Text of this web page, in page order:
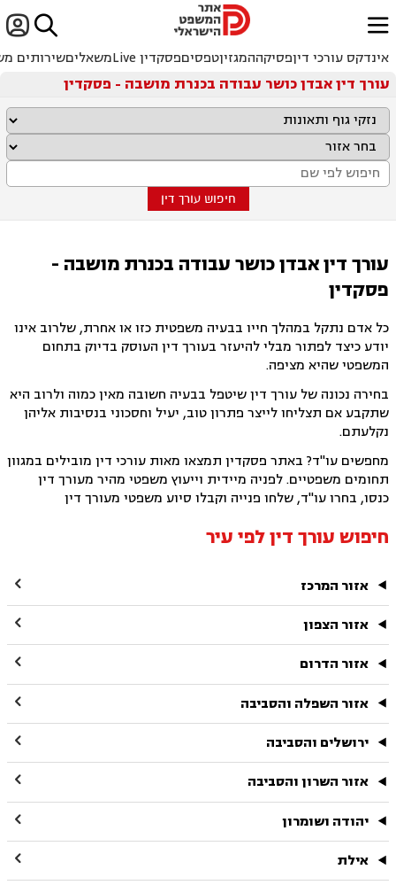

ﱐ
אינדקס עורכי דיןפסיקההמגזיןטפסיםפסקדין Live משאליםשירותים
עורך דין אבדן כושר עבודה בכנרת מושבה - פסקדין
חיפוש עורך דין
עורך דין אבדן כושר עבודה בכנרת מושבה -
פסקדין
כל אדם נתקל במהלך חייו בבעיה משפטית כזו או אחרת, שלרוב אינו
יודע כיצד לפתור מבלי להיעזר בעורך דין העוסק בדיוק בתחום
המשפטי שהיא מציפה.
בחירה נכונה של עורך דין שיטפל בבעיה חשובה מאין כמוה ולרוב היא
שתקבע אם תצליחו לייצר פתרון טוב, יעיל וחסכוני בנסיבות אליהן
נקלעתם.
מחפשים עו"ד? באתר פסקדין תמצאו מאות עורכי דין מובילים במגוון
תחומים משפטיים. לפניה מיידית וייעוץ משפטי מהיר מעורך דין
כנסו, בחרו עו"ד, שלחו פנייה וקבלו סיוע משפטי מעורך דין
חיפוש עורך דין לפי עיר
אזור המרכז 
אזור הצפון 
אזור הדרום 
אזור השפלה והסביבה 
ירושלים והסביבה 
אזור השרון והסביבה 
יהודה ושומרון 
אילת 